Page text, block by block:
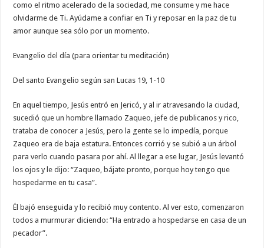
como el ritmo acelerado de la sociedad, me consume y me hace
olvidarme de Ti. Ayúdame a confiar en Ti y reposar en la paz de tu
amor aunque sea sólo por un momento.
Evangelio del día (para orientar tu meditación)
Del santo Evangelio según san Lucas 19, 1-10
En aquel tiempo, Jesús entró en Jericó, y al ir atravesando la ciudad,
sucedió que un hombre llamado Zaqueo, jefe de publicanos y rico,
trataba de conocer a Jesús, pero la gente se lo impedía, porque
Zaqueo era de baja estatura. Entonces corrió y se subió a un árbol
para verlo cuando pasara por ahí. Al llegar a ese lugar, Jesús levantó
los ojos y le dijo: “Zaqueo, bájate pronto, porque hoy tengo que
hospedarme en tu casa”.
Él bajó enseguida y lo recibió muy contento. Al ver esto, comenzaron
todos a murmurar diciendo: “Ha entrado a hospedarse en casa de un
pecador”.